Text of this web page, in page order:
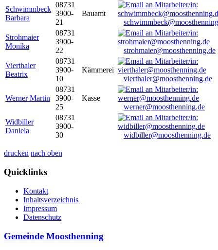
Schwimmbeck
Barbara
08731
3900-
21
Bauamt
Strohmaier
Monika
08731
3900-
22
strohmaier@moosthenning.de
Vierthaler
Beatrix
08731
3900-
10
Kämmerei
vierthaler@moosthenning.de
Werner Martin
08731
3900-
25
Kasse
werner@moosthenning.de
Widbiller
Daniela
08731
3900-
30
widbiller@moosthenning.de
drucken nach oben
Quicklinks
Kontakt
Inhaltsverzeichnis
Impressum
Datenschutz
Gemeinde Moosthenning